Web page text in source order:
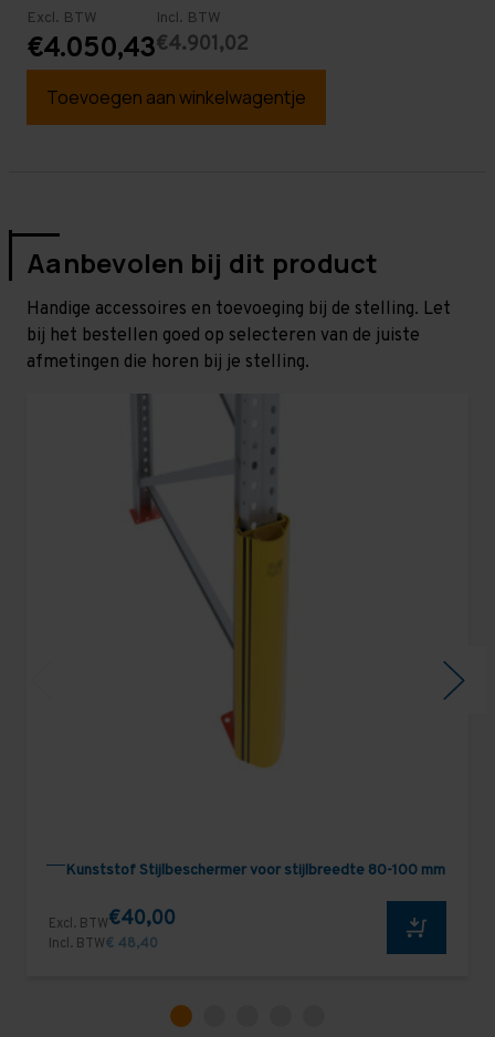
Excl. BTW
€4.050,43
Incl. BTW
€4.901,02
Toevoegen aan winkelwagentje
Aanbevolen bij dit product
Handige accessoires en toevoeging bij de stelling. Let
bij het bestellen goed op selecteren van de juiste
afmetingen die horen bij je stelling.
Kunststof Stijlbeschermer voor stijlbreedte 80-100 mm
Excl. BTW€40,00
Incl. BTW€ 48,40